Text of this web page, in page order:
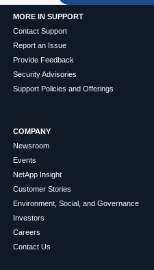
MORE IN SUPPORT
Contact Support
Report an Issue
Provide Feedback
Security Advisories
Support Policies and Offerings
COMPANY
Newsroom
Events
NetApp Insight
Customer Stories
Environment, Social, and Governance
Investors
Careers
Contact Us